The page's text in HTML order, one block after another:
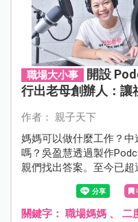
職場大小事
開設
行出老母創辦人：讓
作者： 親子天下
媽媽可以做什麼工作？
嗎？吳盈慧透過製作
親們找出答案。至今已
見母親的價值，也希望
相信凡事皆有可能。
關鍵字： 職場媽媽、 二